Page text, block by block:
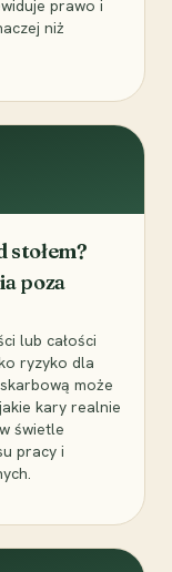
prawo i
niż
stołem?
poza
lub całości
ryzyko dla
może
kary realnie
świetle
pracy i